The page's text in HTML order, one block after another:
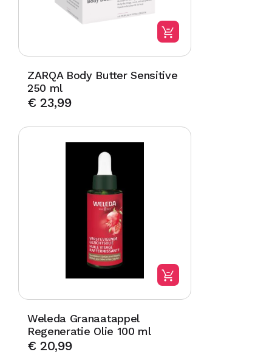
ZARQA Body Butter Sensitive
250 ml
€23,99
Weleda Granaatappel
Regeneratie Olie 100 ml
€20,99